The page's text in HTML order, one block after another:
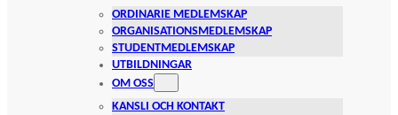
ORDINARIE MEDLEMSKAP
ORGANISATIONSMEDLEMSKAP
STUDENTMEDLEMSKAP
UTBILDNINGAR
OM OSS
KANSLI OCH KONTAKT